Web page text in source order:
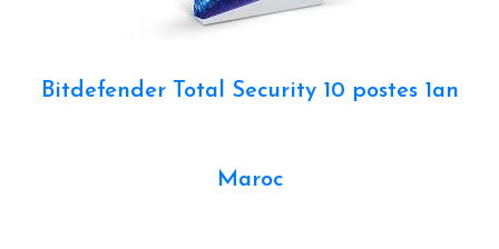
Bitdefender Total Security 10 postes 1an
Maroc